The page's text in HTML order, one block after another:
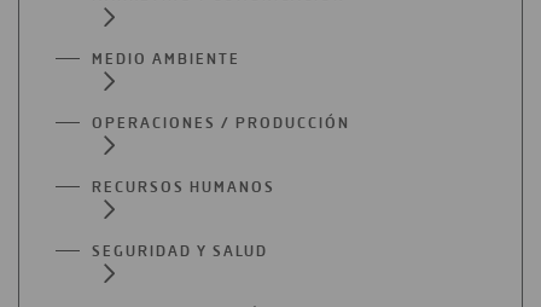
MEDIO AMBIENTE
OPERACIONES / PRODUCCIÓN
RECURSOS HUMANOS
SEGURIDAD Y SALUD